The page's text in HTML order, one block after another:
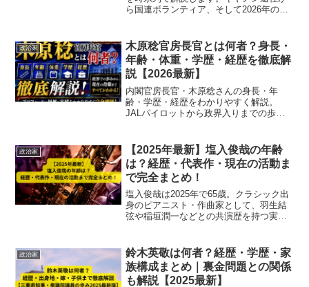
ら国連ボランティア、そして2026年のれ
政治家
木原稔官房長官とは何者？身長・
年齢・体重・学歴・経歴を徹底解
説【2026最新】
内閣官房長官・木原稔さんの身長・年
齢・学歴・経歴をわかりやすく解説。
JALパイロットから政界入りまでの歩み
政治家
【2025年最新】塩入俊哉の年齢
は？経歴・代表作・現在の活動ま
で完全まとめ！
塩入俊哉は2025年で65歳。クラシック出
身のピアニスト・作曲家として、羽生結
弦や稲垣潤一などとの共演歴を持つ実力
政治家
鈴木英敬は何者？経歴・学歴・家
族構成まとめ｜裏金問題との関係
も解説【2025最新】